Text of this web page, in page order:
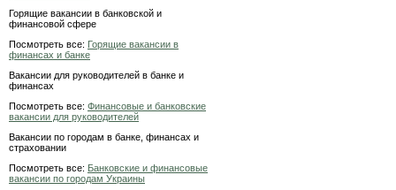
Горящие вакансии в банковской и
финансовой сфере
Посмотреть все: Горящие вакансии в
финансах и банке
Вакансии для руководителей в банке и
финансах
Посмотреть все: Финансовые и банковские
вакансии для руководителей
Вакансии по городам в банке, финансах и
страховании
Посмотреть все: Банковские и финансовые
вакансии по городам Украины